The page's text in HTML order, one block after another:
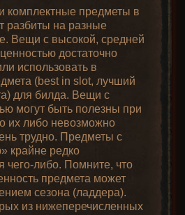
v1.10
гнёздами (1-2
гнезда)
(iLVL = 30;
свойства будут
случайными; если
использовать
этот рецепт с
оружием, в
котором не может
быть гнёзд
(например,
дротик),
получится просто
случайное
во вторичном
чтобы снимать
монстров к
же просто
стихийные
если на вашем
нет
Wizardspike и
во вторичном
только для
в группе с
Боевые
от
(Faster Block Rate,
иIAS (Increased
скорость атаки),
только на
пороговых
бонусов, или
there», «будь
адского пламени
с бонусами для
оберег).
Костяная
Оживлёнными
солдатами
[Reanimated Hordes]
= ((Шанс блока
) * (Ловкость-
комплектные предметы в
разбиты на разные
Вещи с высокой, средней
достаточно
использовать в
(best in slot, лучший
для билда. Вещи с
могут быть полезны при
их либо невозможно
трудно. Предметы с
крайне редко
чего-либо. Помните, что
предмета может
сезона (ладдера).
из нижеперечисленных